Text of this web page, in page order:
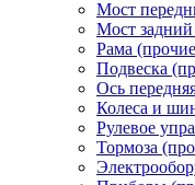
Мост
Мост
Рама
Подвеска
Ось
Колеса и
Рулевое
Тормоза